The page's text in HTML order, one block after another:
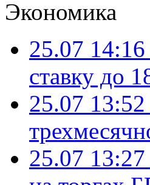
Экономика
25.07 14:16
ставку до
25.07 13:52
25.07 13:27